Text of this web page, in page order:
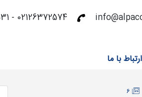
02126372574 - 02126372531 - 02126372558
ارتباط با ما
6